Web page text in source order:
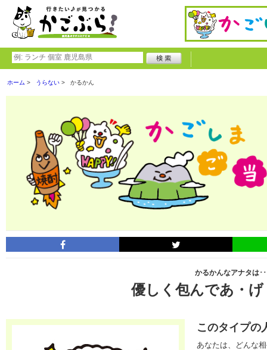
ホーム うらない かるかん
かるかんなアナタは･
優しく包んであ・
このタイプの
あなたは、どんな